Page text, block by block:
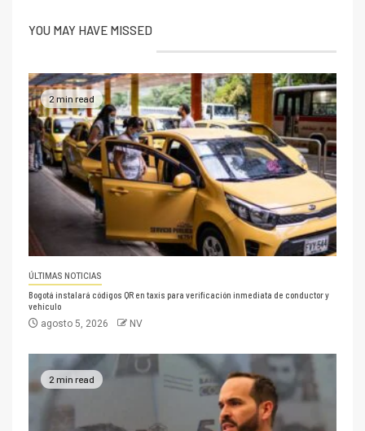
YOU MAY HAVE MISSED
2 min read
ÚLTIMAS NOTICIAS
Bogotá instalará códigos QR en taxis para verificación inmediata de conductor y
vehículo
agosto 5, 2026 NV
2 min read